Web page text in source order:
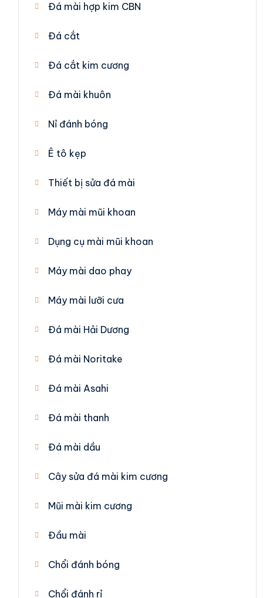
Đá mài hợp kim CBN
Đá cắt
Đá cắt kim cương
Đá mài khuôn
Nỉ đánh bóng
Ê tô kẹp
Thiết bị sửa đá mài
Máy mài mũi khoan
Dụng cụ mài mũi khoan
Máy mài dao phay
Máy mài lưỡi cưa
Đá mài Hải Dương
Đá mài Noritake
Đá mài Asahi
Đá mài thanh
Đá mài dầu
Cây sửa đá mài kim cương
Mũi mài kim cương
Đầu mài
Chổi đánh bóng
Chổi đánh rỉ